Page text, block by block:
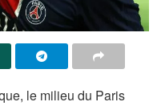
le milieu du Paris